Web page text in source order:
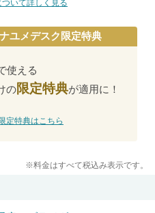
いて詳しく見る
ユメデスク限定特典
使える
の限定特典が適用に！
定特典はこちら
※料金はすべて税込み表示です。